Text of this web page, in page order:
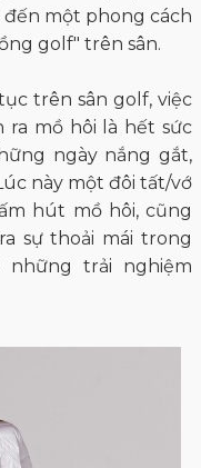
đến một phong cách
golf" trên sân.
trên sân golf, việc
ra mồ hôi là hết sức
ngày nắng gắt,
này một đôi tất/vớ
hút mồ hôi, cũng
sự thoải mái trong
trải nghiệm